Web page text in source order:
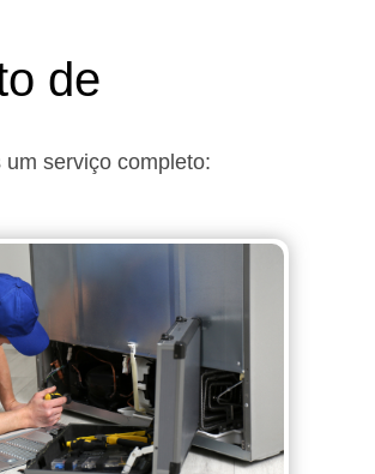
de
serviço completo: